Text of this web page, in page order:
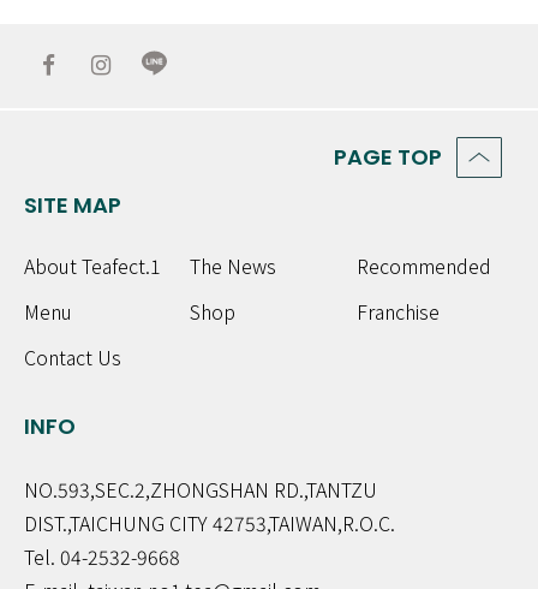
INFO
NO.593,SEC.2,ZHONGSHAN RD.,TANTZU
DIST.,TAICHUNG CITY 42753,TAIWAN,R.O.C.
Tel. 04-2532-9668
SITE MAP
About Teafect.1 The News
Recommended
Menu
Shop
Franchise
Contact Us
PAGE TOP